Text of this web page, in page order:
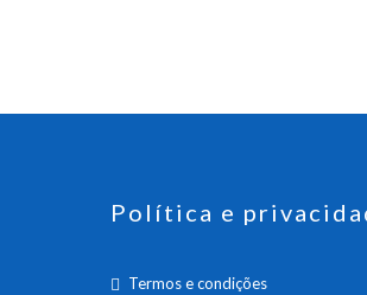
Política e
Termos e condições